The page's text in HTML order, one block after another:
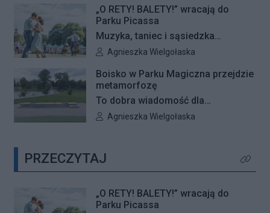
mieszkańców.
Fitness Zdrofit zapraszają
mieszkańców na bezpłatne zajęcia
„O RETY! BALETY!” wracają do
Parku Picassa
Muzyka, taniec i sąsiedzka
atmosfera ponownie zagoszczą w
rozpocznie się VII edycja
plenerowych potańcówek „O RETY!
Autor artykułu:
Agnieszka Wielgołaska
Boisko w Parku Magiczna przejdzie
metamorfozę
To dobra wiadomość dla
mieszkańców Białołęki i miłośników
zostanie kompleksowo
zmodernizowane.
Autor artykułu:
Agnieszka Wielgołaska
PRZECZYTAJ Kliknij
„O RETY! BALETY!” wracają do
Parku Picassa